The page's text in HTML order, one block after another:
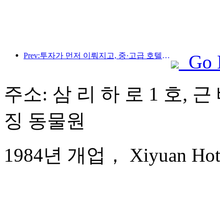
Prev:투자가 먼저 이뤄지고, 중·고급 호텔은 투기 단계를 넘어섰다.
Go
주소: 삼 리 하 로 1 호,
징 동물원
1984년 개업， Xiyuan